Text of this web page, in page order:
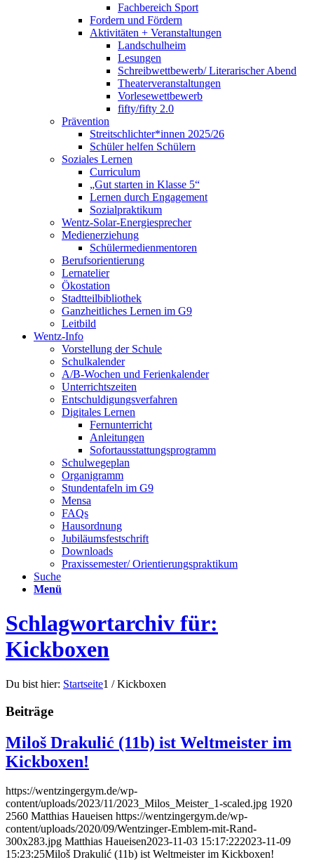
Fachbereich Sport
Fordern und Fördern
Aktivitäten + Veranstaltungen
Landschulheim
Lesungen
Schreibwettbewerb/ Literarischer Abend
Theaterveranstaltungen
Vorlesewettbewerb
fifty/fifty 2.0
Prävention
Streitschlichter*innen 2025/26
Schüler helfen Schülern
Soziales Lernen
Curriculum
„Gut starten in Klasse 5“
Lernen durch Engagement
Sozialpraktikum
Wentz-Solar-Energiesprecher
Medienerziehung
Schülermedienmentoren
Berufsorientierung
Lernatelier
Ökostation
Stadtteilbibliothek
Ganzheitliches Lernen im G9
Leitbild
Wentz-Info
Vorstellung der Schule
Schulkalender
A/B-Wochen und Ferienkalender
Unterrichtszeiten
Entschuldigungsverfahren
Digitales Lernen
Fernunterricht
Anleitungen
Sofortausstattungsprogramm
Schulwegeplan
Organigramm
Stundentafeln im G9
Mensa
FAQs
Hausordnung
Jubiläumsfestschrift
Downloads
Praxissemester/ Orientierungspraktikum
Suche
Menü
Schlagwortarchiv für:
Kickboxen
Du bist hier: Startseite1 / Kickboxen
Beiträge
Miloš Drakulić (11b) ist Weltmeister im
Kickboxen!
https://wentzingergym.de/wp-
content/uploads/2023/11/2023_Milos_Meister_1-scaled.jpg 1920
2560 Matthias Haueisen https://wentzingergym.de/wp-
content/uploads/2020/09/Wentzinger-Emblem-mit-Rand-
300x283.jpg Matthias Haueisen2023-11-03 15:17:222023-11-09
15:23:25Miloš Drakulić (11b) ist Weltmeister im Kickboxen!